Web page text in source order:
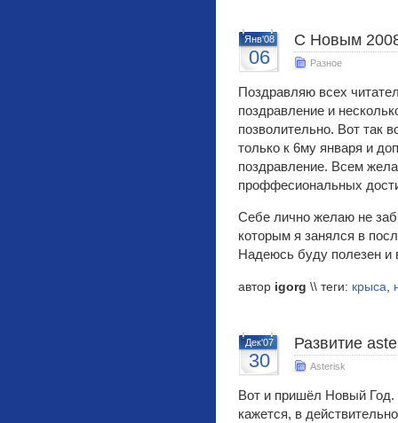
Янв'08
06
С Новым
Разное
Поздравляю всех
поздравление и
позволительно. Вот так
только к 6му января и
поздравление. Всем
проффесиональных
Себе лично желаю не
которым я занялся в
Надеюсь буду полезен и
автор igorg \\ теги: крыса,
Дек'07
30
Развитие
Asterisk
Вот и пришёл Новый Год.
кажется, в